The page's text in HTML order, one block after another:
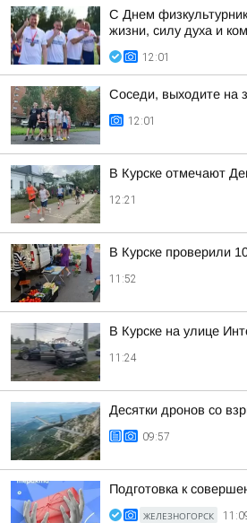
С Днем
жизни, силу духа и
12:01
Соседи, выходите на
12:01
В Курске отмечают
12:21
В Курске проверили
11:52
В Курске на улице
11:24
Десятки дронов со
09:57
Подготовка к
ЖЕЛЕЗНОГОРСК